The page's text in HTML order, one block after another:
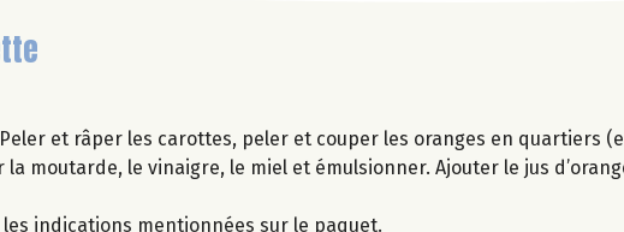
et râper les carottes, peler et couper les oranges en quartiers
moutarde, le vinaigre, le miel et émulsionner. Ajouter le jus
indications mentionnées sur le paquet.